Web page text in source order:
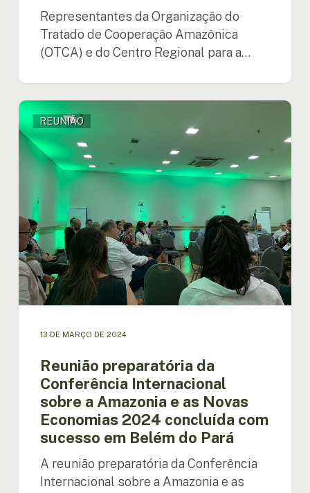
Representantes da Organização do
Tratado de Cooperação Amazônica
(OTCA) e do Centro Regional para a…
Reunião
preparatória
da
Conferência
Internacional
Amazonia
as
Novas
Economias
2024
concluída
sucesso
Belém
REUNIÃO
13 DE MARÇO DE 2024
Reunião preparatória da
Conferência Internacional
sobre a Amazonia e as Novas
Economias 2024 concluída com
sucesso em Belém do Pará
A reunião preparatória da Conferência
Internacional sobre a Amazonia e as